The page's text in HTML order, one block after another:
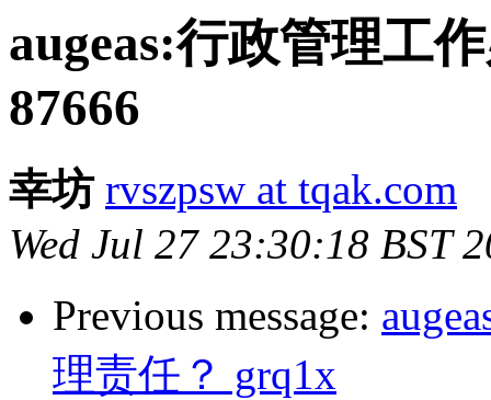
augeas:行政管理工
87666
幸坊 rvszpsw at tqak.com
Wed Jul 27 23:30:18 BST
Previous message:
理责任？ grq1x